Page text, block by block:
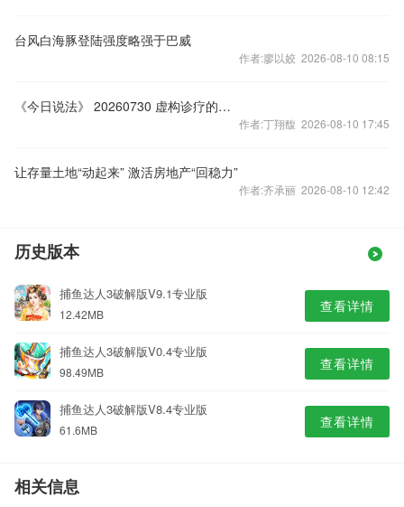
台风白海豚登陆强度略强于巴威
作者:廖以姣 2026-08-10 08:15
《今日说法》 20260730 虚构诊疗的医保骗局
作者:丁翔馥 2026-08-10 17:45
让存量土地“动起来” 激活房地产“回稳力”
作者:齐承丽 2026-08-10 12:42
历史版本
捕鱼达人3破解版V9.1专业版
12.42MB 查看详情
捕鱼达人3破解版V0.4专业版
98.49MB 查看详情
捕鱼达人3破解版V8.4专业版
61.6MB 查看详情
相关信息